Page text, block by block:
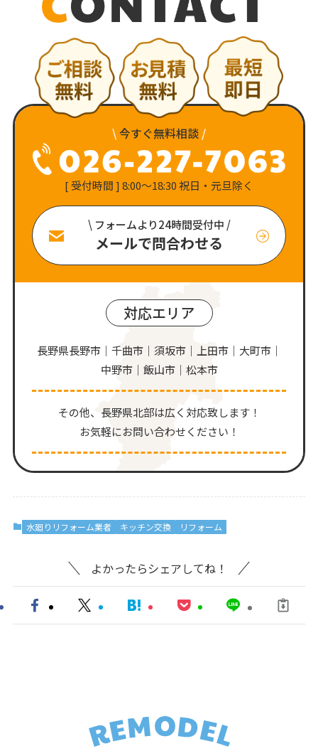
\今すぐ無料相談 /
[ 受付時間 ] 8:00〜18:30 祝日・元旦除く
\ フォームより24時間受付中 /
メールで問合わせる
対応エリア
長野県長野市｜千曲市｜須坂市｜上田市｜大町市｜
中野市｜飯山市｜松本市
その他、⻑野県北部は広く対応致します！
お気軽にお問い合わせください！
水廻りリフォーム業者 キッチン交換 リフォーム
よかったらシェアしてね！